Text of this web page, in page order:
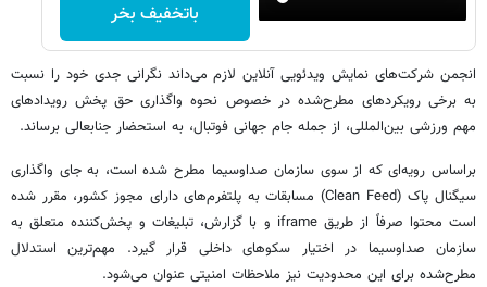
باتخفیف بخر
انجمن شرکت‌های نمایش ویدئویی آنلاین لازم می‌داند نگرانی جدی خود را نسبت
به برخی رویکردهای مطرح‌شده در خصوص نحوه واگذاری حق پخش رویدادهای
مهم ورزشی بین‌المللی، از جمله جام جهانی فوتبال، به استحضار جنابعالی برساند.
براساس رویه‌ای که از سوی سازمان صداوسیما مطرح شده است، به جای واگذاری
سیگنال پاک (Clean Feed) مسابقات به پلتفرم‌های دارای مجوز کشور، مقرر شده
است محتوا صرفاً از طریق iframe و با گزارش، تبلیغات و پخش‌کننده متعلق به
سازمان صداوسیما در اختیار سکوهای داخلی قرار گیرد. مهم‌ترین استدلال
مطرح‌شده برای این محدودیت نیز ملاحظات امنیتی عنوان می‌شود.